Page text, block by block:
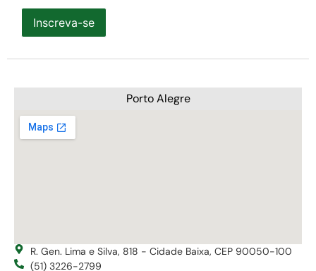
Inscreva-se
Porto Alegre
R. Gen. Lima e Silva, 818 - Cidade Baixa, CEP 90050-100
(51) 3226-2799